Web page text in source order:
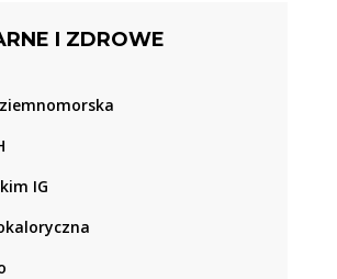
I ZDROWE
IG